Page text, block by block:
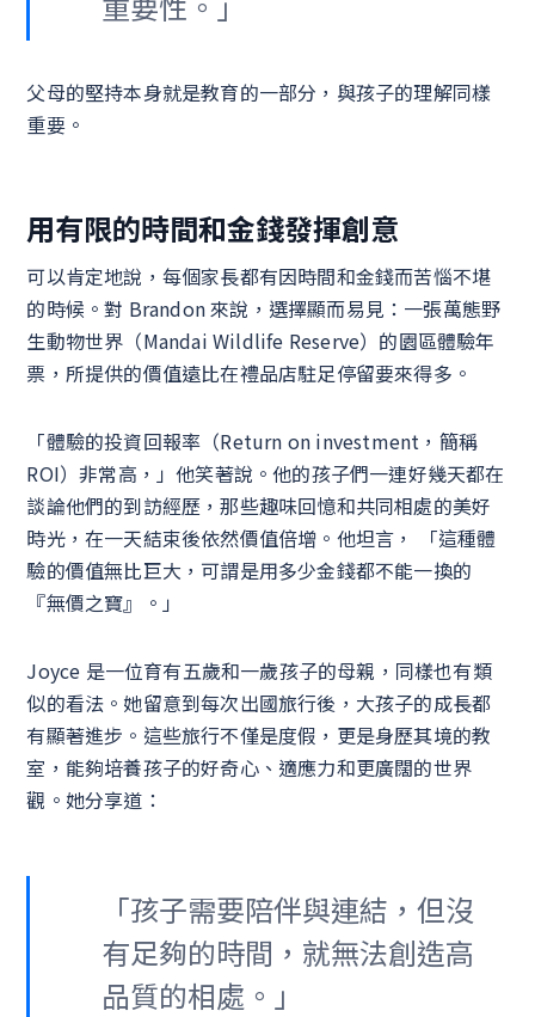
父母的堅持本身就是教育的一部分，與孩子的理解同樣
重要。
用有限的時間和金錢發揮創意
可以肯定地說，每個家長都有因時間和金錢而苦惱不堪
的時候。對 Brandon 來說，選擇顯而易見：一張萬態野
生動物世界（Mandai Wildlife Reserve）的園區體驗年
票，所提供的價值遠比在禮品店駐足停留要來得多。
「體驗的投資回報率（Return on investment，簡稱
ROI）非常高，」他笑著說。他的孩子們一連好幾天都在
談論他們的到訪經歷，那些趣味回憶和共同相處的美好
時光，在一天結束後依然價值倍增。他坦言， 「這種體
驗的價值無比巨大，可謂是用多少金錢都不能一換的
『無價之寶』。」
Joyce 是一位育有五歲和一歲孩子的母親，同樣也有類
似的看法。她留意到每次出國旅行後，大孩子的成長都
有顯著進步。這些旅行不僅是度假，更是身歷其境的教
室，能夠培養孩子的好奇心、適應力和更廣闊的世界
觀。她分享道：
「孩子需要陪伴與連結，但沒
有足夠的時間，就無法創造高
品質的相處。」